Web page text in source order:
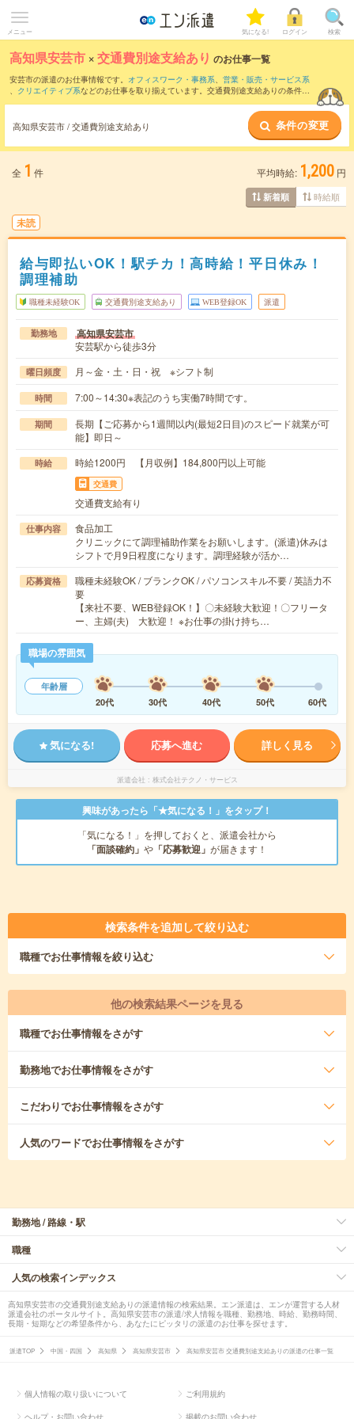
メニュー 気になる! ログイン 検索
高知県安芸市 ×交通費別途支給あり のお仕事一覧
安芸市の派遣のお仕事情報です。 オフィスワーク・事務系、 営業・販売・サービス系
、 クリエイティブ系などのお仕事を取り揃えています。交通費別途支給ありの条件の
高知県安芸市 / 交通費別途支給あり 条件の変更
全 1 件 平均時給: 1,200 円
新着順 時給順
未読
給与即払いOK！駅チカ！高時給！平日休み！
調理補助
職種未経験OK 交通費別途支給あり WEB登録OK 派遣
勤務地 高知県安芸市
安芸駅から徒歩3分
曜日頻度 月～金・土・日・祝 ※シフト制
時間 7:00～14:30※表記のうち実働7時間です。
期間
長期【ご応募から1週間以内(最短2日目)のスピード就業が可
能】即日～
時給 時給1200円 【月収例】184,800円以上可能
交通費
交通費支給有り
仕事内容
食品加工
クリニックにて調理補助作業をお願いします。(派遣)休みは
シフトで月9日程度になります。調理経験が活か…
応募資格
職種未経験OK / ブランクOK / パソコンスキル不要 / 英語力不
要
【来社不要、WEB登録OK！】〇未経験大歓迎！〇フリータ
ー、主婦(夫) 大歓迎！ ※お仕事の掛け持ち…
職場の雰囲気
年齢層
20代
30代 40代 50代 60代
気になる! 応募へ進む 詳しく見る
派遣会社 株式会社テクノ・サービス
興味があったら「★気になる！」をタップ！
「気になる！」を押しておくと、派遣会社から
「面談確約」 や 「応募歓迎」 が届きます！
検索条件を追加して絞り込む
職種でお仕事情報を絞り込む
他の検索結果ページを見る
職種でお仕事情報をさがす
勤務地でお仕事情報をさがす
こだわりでお仕事情報をさがす
人気のワードでお仕事情報をさがす
勤務地 / 路線・駅
職種
人気の検索インデックス
高知県安芸市の交通費別途支給ありの派遣情報の検索結果。エン派遣は、エンが運営する人材
派遣会社のポータルサイト。高知県安芸市の派遣/求人情報を職種、勤務地、時給、勤務時間、
長期・短期などの希望条件から、あなたにピッタリの派遣のお仕事を探せます。
派遣TOP 中国・四国 高知県 高知県安芸市 高知県安芸市 交通費別途支給ありの派遣の仕事一覧
個人情報の取り扱いについて ご利用規約
ヘルプ・お問い合わせ 掲載のお問い合わせ